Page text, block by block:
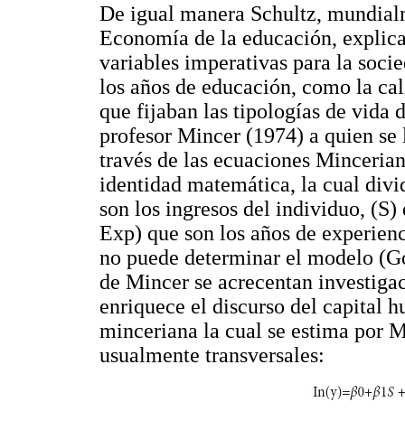
De igual manera Schultz,
Economía de la educación,
variables imperativas para la
los años de educación, como la
que fijaban las tipologías de vida
profesor Mincer (1974) a quien
través de las ecuaciones
identidad matemática, la cual
son los ingresos del individuo, (S)
Exp) que son los años de
no puede determinar el modelo
de Mincer se acrecentan
enriquece el discurso del capital
minceriana la cual se estima por
usualmente transversales: